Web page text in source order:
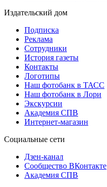
Издательский дом
Подписка
Реклама
Сотрудники
История газеты
Контакты
Логотипы
Наш фотобанк в ТАСС
Наш фотобанк в Лори
Экскурсии
Академия СПВ
Интернет-магазин
Социальные сети
Дзен-канал
Сообщество ВКонтакте
Академия СПВ